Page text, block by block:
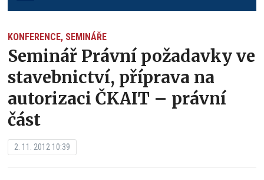
KONFERENCE, SEMINÁŘE
Seminář Právní požadavky ve
stavebnictví, příprava na
autorizaci ČKAIT – právní
část
2. 11. 2012 10:39